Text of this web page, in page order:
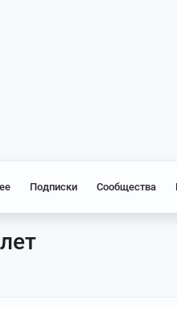
Подписки Сообщества